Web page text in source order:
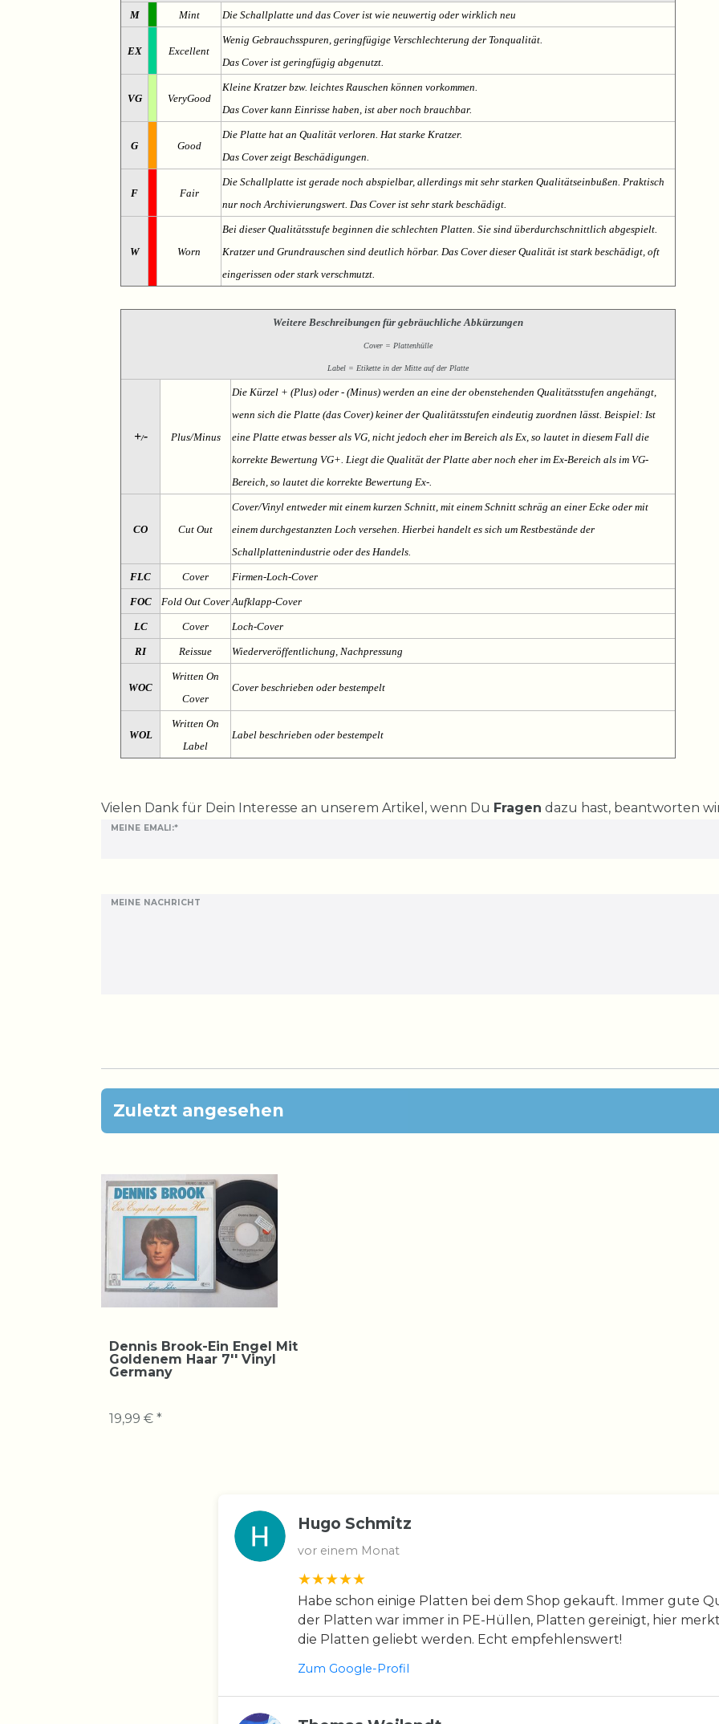
M Mint Die Schallplatte und das Cover ist wie neuwertig oder wirklich neu
EX Excellent
Wenig Gebrauchsspuren, geringfügige Verschlechterung der Tonqualität.
Das Cover ist geringfügig abgenutzt.
VG VeryGood
Kleine Kratzer bzw. leichtes Rauschen können vorkommen.
Das Cover kann Einrisse haben, ist aber noch brauchbar.
G Good
Die Platte hat an Qualität verloren. Hat starke Kratzer.
Das Cover zeigt Beschädigungen.
F Fair
Die Schallplatte ist gerade noch abspielbar, allerdings mit sehr starken Qualitätseinbußen. Praktisch
nur noch Archivierungswert. Das Cover ist sehr stark beschädigt.
W Worn
Bei dieser Qualitätsstufe beginnen die schlechten Platten. Sie sind überdurchschnittlich abgespielt.
Kratzer und Grundrauschen sind deutlich hörbar. Das Cover dieser Qualität ist stark beschädigt, oft
eingerissen oder stark verschmutzt.
Weitere Beschreibungen für gebräuchliche Abkürzungen
Cover = Plattenhülle
Label = Etikette in der Mitte auf der Platte
+/- Plus/Minus
Die Kürzel + (Plus) oder - (Minus) werden an eine der obenstehenden Qualitätsstufen angehängt,
wenn sich die Platte (das Cover) keiner der Qualitätsstufen eindeutig zuordnen lässt. Beispiel: Ist
eine Platte etwas besser als VG, nicht jedoch eher im Bereich als Ex, so lautet in diesem Fall die
korrekte Bewertung VG+. Liegt die Qualität der Platte aber noch eher im Ex-Bereich als im VG-
Bereich, so lautet die korrekte Bewertung Ex-.
CO Cut Out
Cover/Vinyl entweder mit einem kurzen Schnitt, mit einem Schnitt schräg an einer Ecke oder mit
einem durchgestanzten Loch versehen. Hierbei handelt es sich um Restbestände der
Schallplattenindustrie oder des Handels.
FLC Cover Firmen-Loch-Cover
FOC Fold Out Cover Aufklapp-Cover
LC Cover Loch-Cover
RI Reissue Wiederveröffentlichung, Nachpressung
WOC
Written On
Cover
Cover beschrieben oder bestempelt
WOL
Written On
Label
Label beschrieben oder bestempelt
Vielen Dank für Dein Interesse an unserem Artikel, wenn Du Fragen dazu hast, beantworten
MEINE EMALI:*
MEINE NACHRICHT
Ceres::Template.mailFormHoneypotLabel
Zuletzt angesehen
Dennis Brook-Ein Engel Mit
Goldenem Haar 7'' Vinyl
Germany
19,99 € *
Hugo Schmitz
vor einem Monat
Habe schon einige Platten bei dem Shop gekauft. Immer gute
der Platten war immer in PE-Hüllen, Platten gereinigt, hier
die Platten geliebt werden. Echt empfehlenswert!
Zum Google-Profil